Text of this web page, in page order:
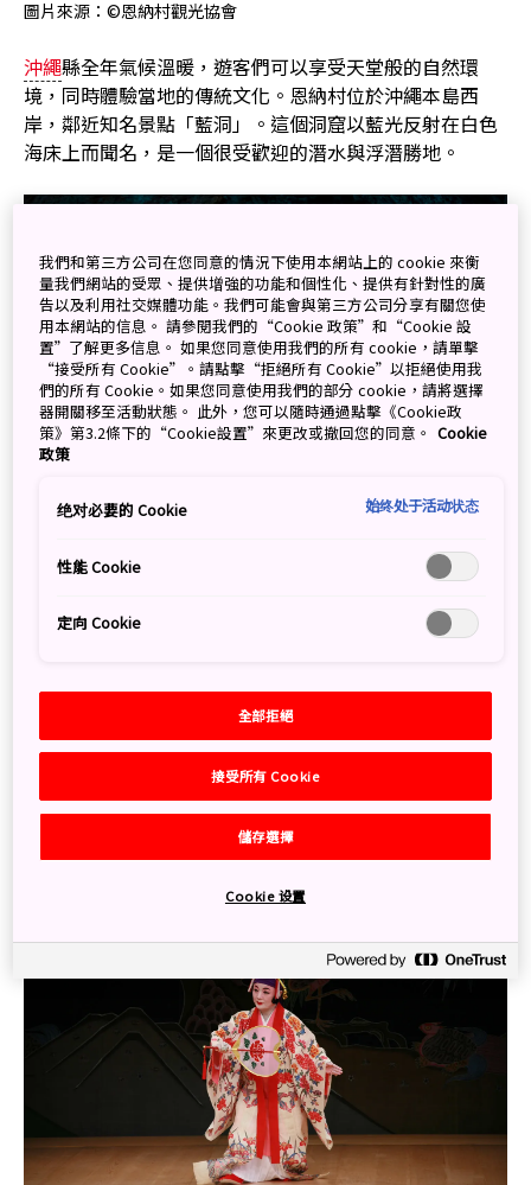
圖片來源：©︎恩納村觀光協會
沖繩縣全年氣候溫暖，遊客們可以享受天堂般的自然環
境，同時體驗當地的傳統文化。恩納村位於沖繩本島西
岸，鄰近知名景點「藍洞」。這個洞窟以藍光反射在白色
海床上而聞名，是一個很受歡迎的潛水與浮潛勝地。
參觀沖繩知名的潛水勝地「藍洞」。
當地的文化活動，例如學習演奏三線。這種傳統三弦樂器
線。
除了三線課程，遊客們也有機會穿上沖繩的琉裝，這種服
裝比傳統日本和服更加輕便、透氣。另外，您還可以參加
琉球舞課程。琉球舞是沖繩的傳統舞蹈，具有深厚的歷史
背景，深受該地獨特的文化與歷史影響。琉球舞當中，又
能區分出數種不同的類型，包括古典舞、雜舞與創作舞。
我們和第三方公司在您同意的情況下使用本網站上的 cookie 來衡
量我們網站的受眾、提供增強的功能和個性化、提供有針對性的廣
告以及利用社交媒體功能。我們可能會與第三方公司分享有關您使
用本網站的信息。 請參閱我們的“Cookie 政策”和“Cookie 設
置”了解更多信息。 如果您同意使用我們的所有 cookie，請單擊
“接受所有 Cookie”。請點擊“拒絕所有 Cookie”以拒絕使用我
們的所有 Cookie。如果您同意使用我們的部分 cookie，請將選擇
器開關移至活動狀態。 此外，您可以隨時通過點擊《Cookie政
策》第3.2條下的“Cookie設置”來更改或撤回您的同意。 Cookie
政策
绝对必要的 Cookie 始终处于活动状态
性能 Cookie
定向 Cookie
全部拒絕
接受所有 Cookie
儲存選擇
Cookie 设置